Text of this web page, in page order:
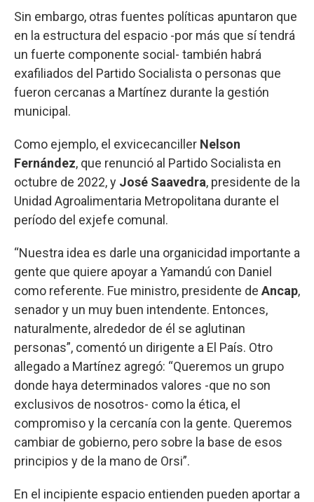
Sin embargo, otras fuentes políticas apuntaron que
en la estructura del espacio -por más que sí tendrá
un fuerte componente social- también habrá
exafiliados del Partido Socialista o personas que
fueron cercanas a Martínez durante la gestión
municipal.
Como ejemplo, el exvicecanciller Nelson
Fernández, que renunció al Partido Socialista en
octubre de 2022, y José Saavedra, presidente de la
Unidad Agroalimentaria Metropolitana durante el
período del exjefe comunal.
“Nuestra idea es darle una organicidad importante a
gente que quiere apoyar a Yamandú con Daniel
como referente. Fue ministro, presidente de Ancap,
senador y un muy buen intendente. Entonces,
naturalmente, alrededor de él se aglutinan
personas”, comentó un dirigente a El País. Otro
allegado a Martínez agregó: “Queremos un grupo
donde haya determinados valores -que no son
exclusivos de nosotros- como la ética, el
compromiso y la cercanía con la gente. Queremos
cambiar de gobierno, pero sobre la base de esos
principios y de la mano de Orsi”.
En el incipiente espacio entienden pueden aportar a